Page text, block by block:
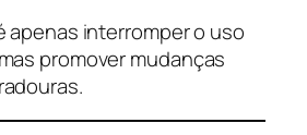
apenas interromper o uso
promover mudanças